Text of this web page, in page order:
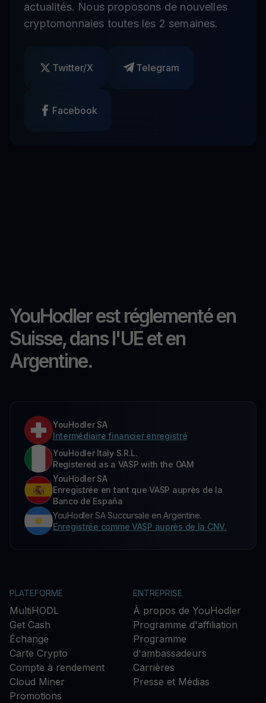
actualités. Nous proposons de nouvelles
cryptomonnaies toutes les 2 semaines.
Twitter/X Telegram
Facebook
YouHodler est réglementé en
Suisse, dans l'UE et en
Argentine.
YouHodler SA
Intermédiaire financier enregistré
YouHodler Italy S.R.L.
Registered as a VASP with the OAM
YouHodler SA
Enregistrée en tant que VASP auprès de la
Banco de España
YouHodler SA Succursale en Argentine.
Enregistrée comme VASP auprès de la CNV.
PLATEFORME
MultiHODL
Get Cash
Échange
Carte Crypto
Compte à rendement
Cloud Miner
Promotions
ENTREPRISE
À propos de YouHodler
Programme d'affiliation
Programme
d'ambassadeurs
Carrières
Presse et Médias